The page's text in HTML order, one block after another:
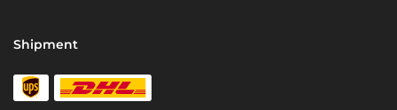
Shipment